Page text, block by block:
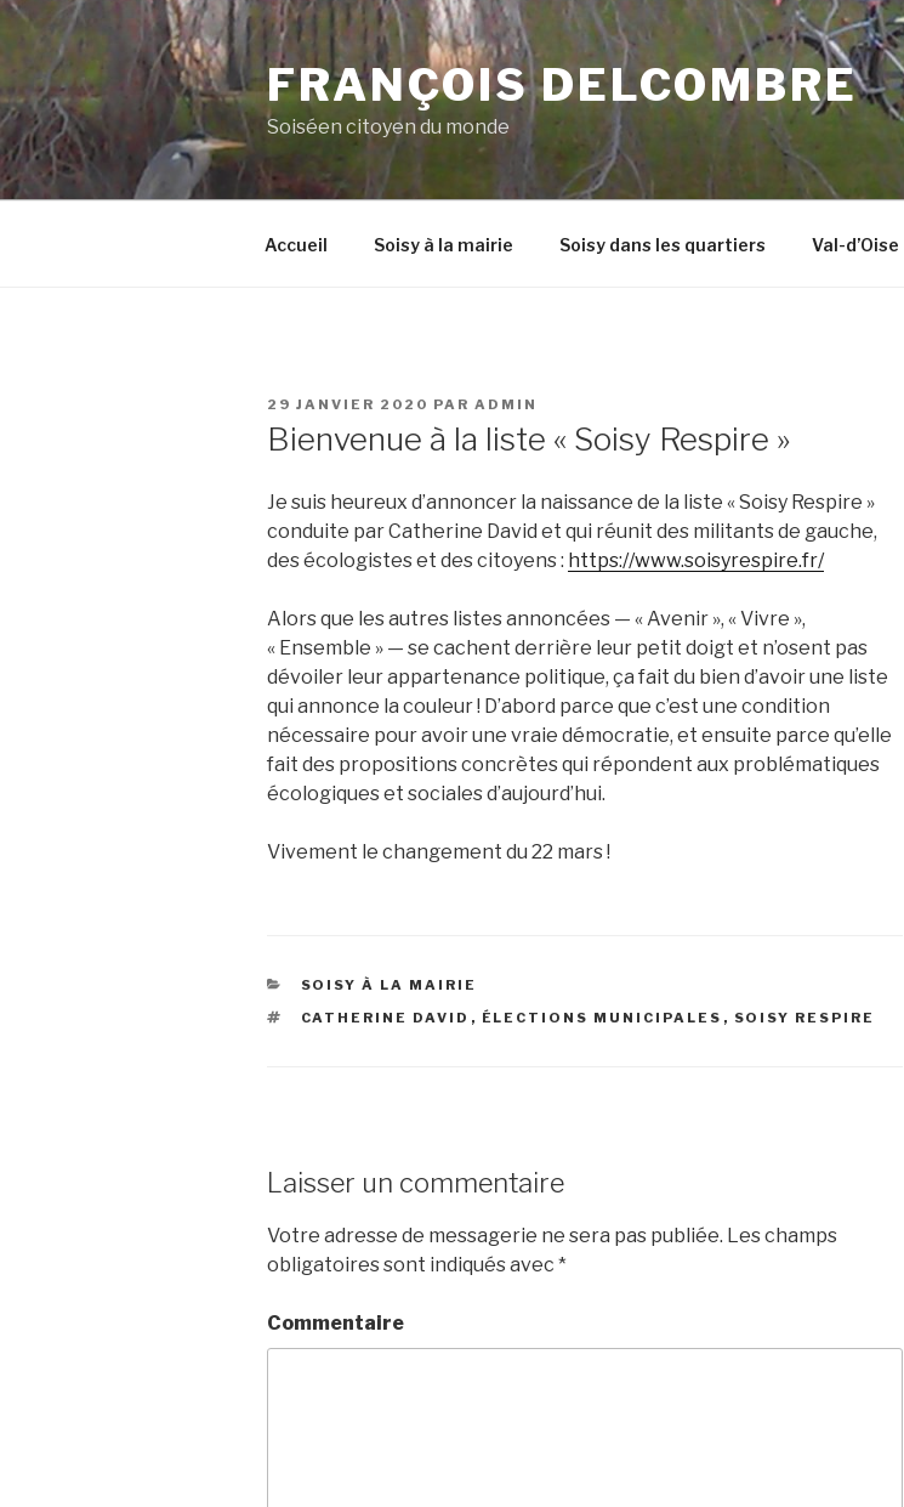
Aller
contenu
principal
FRANÇOIS DELCOMBRE
Soiséen citoyen du monde
Accueil Soisy à la mairie Soisy dans les quartiers Val-d’Oise
PUBLIÉ
LE
29 JANVIER 2020 PAR ADMIN
Bienvenue à la liste « Soisy Respire »
Je suis heureux d’annoncer la naissance de la liste « Soisy Respire »
conduite par Catherine David et qui réunit des militants de gauche,
des écologistes et des citoyens : https://www.soisyrespire.fr/
Alors que les autres listes annoncées — « Avenir », « Vivre »,
« Ensemble » — se cachent derrière leur petit doigt et n’osent pas
dévoiler leur appartenance politique, ça fait du bien d’avoir une liste
qui annonce la couleur ! D’abord parce que c’est une condition
nécessaire pour avoir une vraie démocratie, et ensuite parce qu’elle
fait des propositions concrètes qui répondent aux problématiques
écologiques et sociales d’aujourd’hui.
Vivement le changement du 22 mars !
CATÉGORIES
SOISY À LA MAIRIE
ÉTIQUETTES
CATHERINE DAVID , ÉLECTIONS MUNICIPALES , SOISY RESPIRE
Laisser un commentaire
Votre adresse de messagerie ne sera pas publiée. Les champs
obligatoires sont indiqués avec *
Commentaire